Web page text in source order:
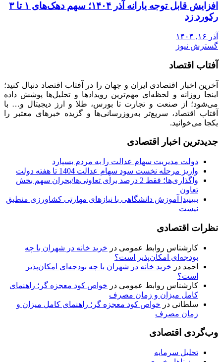
افزایش قابل توجه یارانه آذر ۱۴۰۴؛ سهم دهک‌های ۱ تا ۳
رکورد زد
آذر ۱۶, ۱۴۰۴
گسترش نیوز
آفتاب اقتصاد
آخرین اخبار اقتصادی ایران و جهان را در آفتاب اقتصاد دنبال کنید؛
اینجا روزانه و لحظه‌ای مهم‌ترین رویدادها و تحلیل‌ها پوشش داده
می‌شود؛ از صنعت و تجارت تا بورس، طلا و ارز دیجیتال و… با
آفتاب اقتصاد، سریع‌تر به‌روزرسانی‌ها و گزیده خبرهای معتبر را
یکجا می‌خوانید.
جدیدترین اخبار اقتصادی
دولت مدیریت سهام عدالت را به مردم بسپارد
واریز مرحله نخست سود سهام عدالت 1404 تا هفته دولت
واگذاری‌ها؛ فقط 2 درصد برای تعاونی‌ها/بحران سهم بخش
تعاون
ببینید| آموزش دانشگاهی با نیازهای مهارتی کشاورزی منطبق
نیست
نظرات اقتصادی
کارشناس روابط عمومی در خرید خانه در شهران با چه
بودجه‌ای امکان‌پذیر است؟
احمد در خرید خانه در شهران با چه بودجه‌ای امکان‌پذیر
است؟
کارشناس روابط عمومی در خواص کود معجزه گر؛ راهنمای
کامل میزان و زمان مصرف
سلطانی در خواص کود معجزه گر؛ راهنمای کامل میزان و
زمان مصرف
وب‌گردی اقتصادی
تحلیل سرمایه